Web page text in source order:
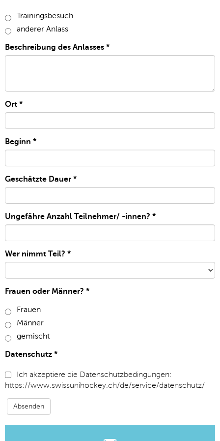
Trainingsbesuch
anderer Anlass
Beschreibung des Anlasses *
Ort *
Beginn *
Geschätzte Dauer *
Ungefähre Anzahl Teilnehmer/ -innen? *
Wer nimmt Teil? *
Frauen oder Männer? *
Frauen
Männer
gemischt
Datenschutz *
Ich akzeptiere die Datenschutzbedingungen:
https://www.swissunihockey.ch/de/service/datenschutz/